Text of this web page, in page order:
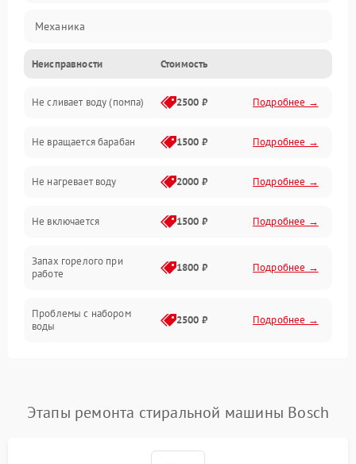
Механика
Электропитание
Водоснабжение
Слив
Программное обеспечение
Неисправности Стоимость
Не сливает воду (помпа) 2500 ₽ Подробнее →
Не вращается барабан 1500 ₽ Подробнее →
Не нагревает воду 2000 ₽ Подробнее →
Не включается 1500 ₽ Подробнее →
Запах горелого при
работе
1800 ₽ Подробнее →
Проблемы с набором
воды
2500 ₽ Подробнее →
Замена платы управления Подробнее →
Этапы ремонта стиральной машины Bosch